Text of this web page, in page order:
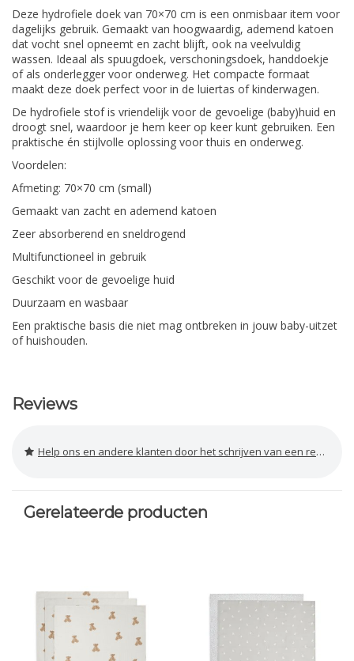
Deze hydrofiele doek van 70×70 cm is een onmisbaar item voor
dagelijks gebruik. Gemaakt van hoogwaardig, ademend katoen
dat vocht snel opneemt en zacht blijft, ook na veelvuldig
wassen. Ideaal als spuugdoek, verschoningsdoek, handdoekje
of als onderlegger voor onderweg. Het compacte formaat
maakt deze doek perfect voor in de luiertas of kinderwagen.
De hydrofiele stof is vriendelijk voor de gevoelige (baby)huid en
droogt snel, waardoor je hem keer op keer kunt gebruiken. Een
praktische én stijlvolle oplossing voor thuis en onderweg.
Voordelen:
Afmeting: 70×70 cm (small)
Gemaakt van zacht en ademend katoen
Zeer absorberend en sneldrogend
Multifunctioneel in gebruik
Geschikt voor de gevoelige huid
Duurzaam en wasbaar
Een praktische basis die niet mag ontbreken in jouw baby-uitzet
of huishouden.
Reviews
Help ons en andere klanten door het schrijven van een review
Gerelateerde producten